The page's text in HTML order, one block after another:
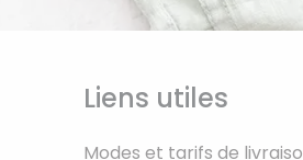
Liens utiles
Modes et tarifs de